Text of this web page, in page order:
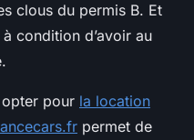
clous du permis B. Et
condition d’avoir au
pour la location
permet de